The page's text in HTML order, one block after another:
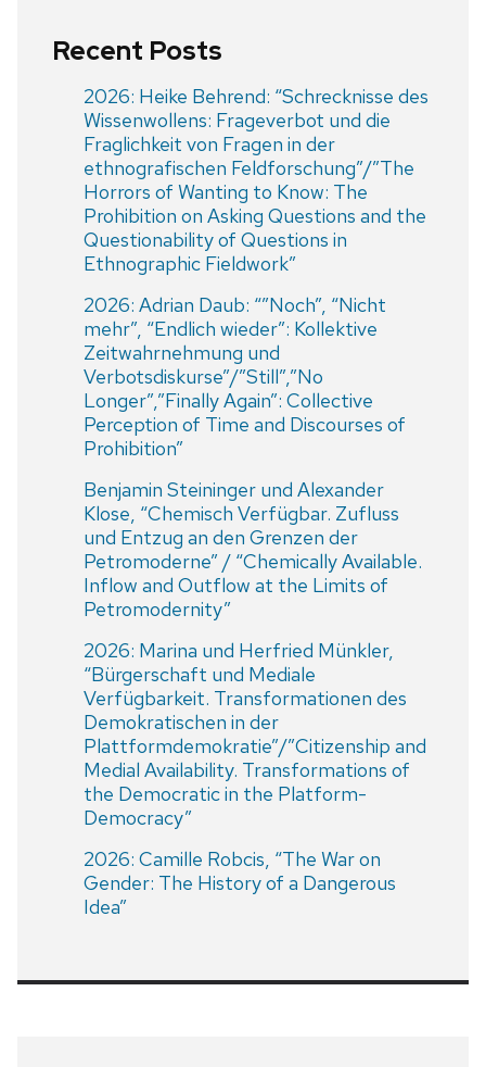
Recent Posts
2026: Heike Behrend: “Schrecknisse des
Wissenwollens: Frageverbot und die
Fraglichkeit von Fragen in der
ethnografischen Feldforschung”/”The
Horrors of Wanting to Know: The
Prohibition on Asking Questions and the
Questionability of Questions in
Ethnographic Fieldwork”
2026: Adrian Daub: “”Noch”, “Nicht
mehr”, “Endlich wieder”: Kollektive
Zeitwahrnehmung und
Verbotsdiskurse”/”Still”,”No
Longer”,”Finally Again”: Collective
Perception of Time and Discourses of
Prohibition”
Benjamin Steininger und Alexander
Klose, “Chemisch Verfügbar. Zufluss
und Entzug an den Grenzen der
Petromoderne” / “Chemically Available.
Inflow and Outflow at the Limits of
Petromodernity”
2026: Marina und Herfried Münkler,
“Bürgerschaft und Mediale
Verfügbarkeit. Transformationen des
Demokratischen in der
Plattformdemokratie”/”Citizenship and
Medial Availability. Transformations of
the Democratic in the Platform-
Democracy”
2026: Camille Robcis, “The War on
Gender: The History of a Dangerous
Idea”